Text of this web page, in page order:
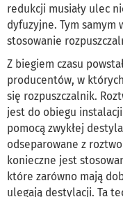
redukcji musiały ulec
dyfuzyjne. Tym samym
stosowanie
Z biegiem czasu
producentów, w
się rozpuszczalnik.
jest do obiegu
pomocą zwykłej
odseparowane z
konieczne jest
które zarówno mają
ulegają destylacji. Ta